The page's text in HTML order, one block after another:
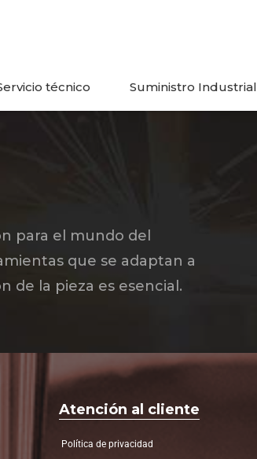
técnico Suministro Industrial
para el mundo del
que se adaptan a
de la pieza es esencial.
Atención al cliente
Política de privacidad